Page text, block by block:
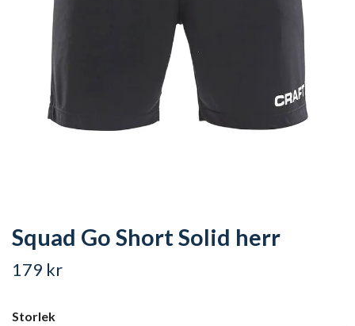
Squad Go Short Solid herr
179 kr
Storlek